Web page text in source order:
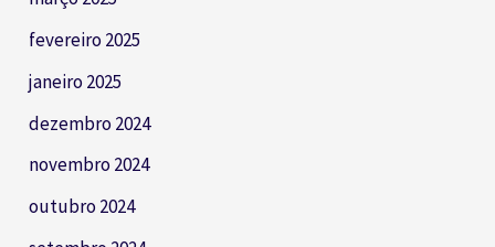
fevereiro 2025
janeiro 2025
dezembro 2024
novembro 2024
outubro 2024